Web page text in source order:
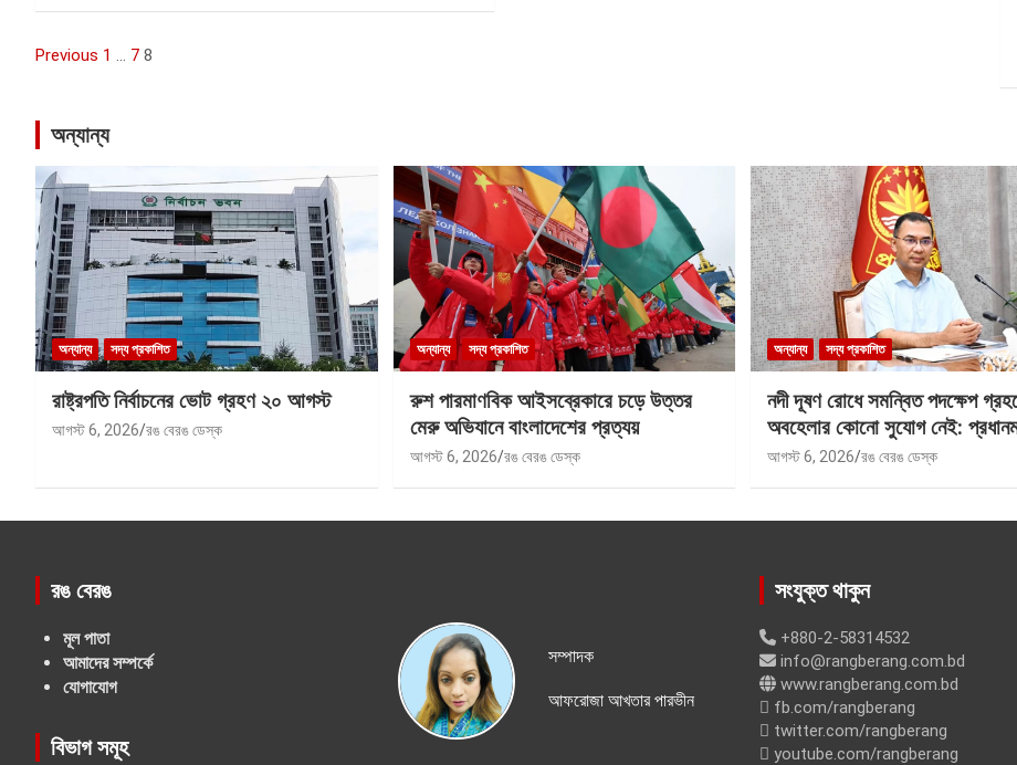
পোস্ট
ন্যাভিগেশন
Previous 1 … 7 8
অন্যান্য
অন্যান্য সদ্য প্রকাশিত
রাষ্ট্রপতি নির্বাচনের ভোট গ্রহণ ২০ আগস্ট
আগস্ট 6, 2026 রঙ বেরঙ ডেস্ক
অন্যান্য সদ্য প্রকাশিত
রুশ পারমাণবিক আইসব্রেকারে চড়ে উত্তর
মেরু অভিযানে বাংলাদেশের প্রত্যয়
আগস্ট 6, 2026 রঙ বেরঙ ডেস্ক
অন্যান্য সদ্য প্রকাশিত
নদী দূষণ রোধে সমন্বিত পদক্ষেপ
অবহেলার কোনো সুযোগ নেই:
আগস্ট 6, 2026 রঙ বেরঙ ডেস্ক
রঙ বেরঙ
মূল পাতা
আমাদের সম্পর্কে
যোগাযোগ
বিভাগ সমূহ
সম্পাদক
আফরোজা আখতার পারভীন
সংযুক্ত থাকুন
+880-2-58314532
info@rangberang.com.bd
www.rangberang.com.bd
fb.com/rangberang
twitter.com/rangberang
youtube.com/rangberang